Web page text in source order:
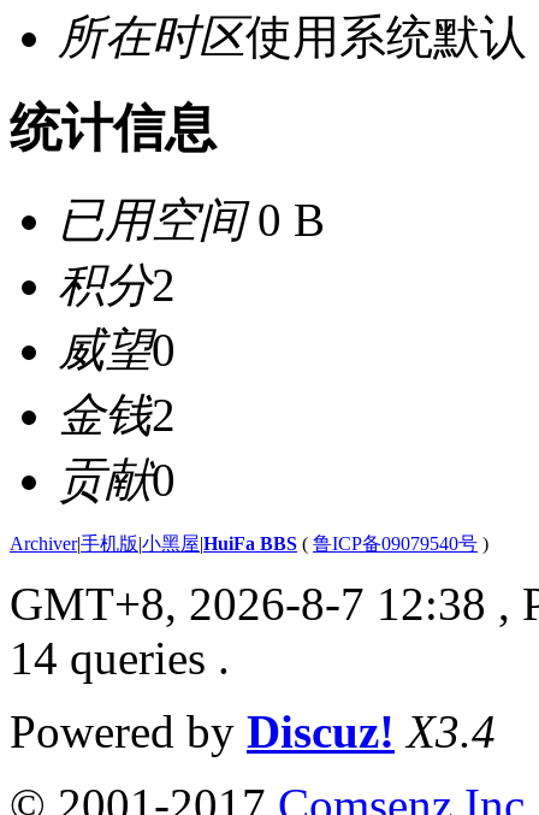
所在时区使用系统默认
统计信息
已用空间0 B
积分2
威望0
金钱2
贡献0
Archiver|手机版|小黑屋|HuiFa BBS ( 鲁ICP备09079540号 )
GMT+8, 2026-8-7 12:38 ,
14 queries .
Powered by Discuz! X3.4